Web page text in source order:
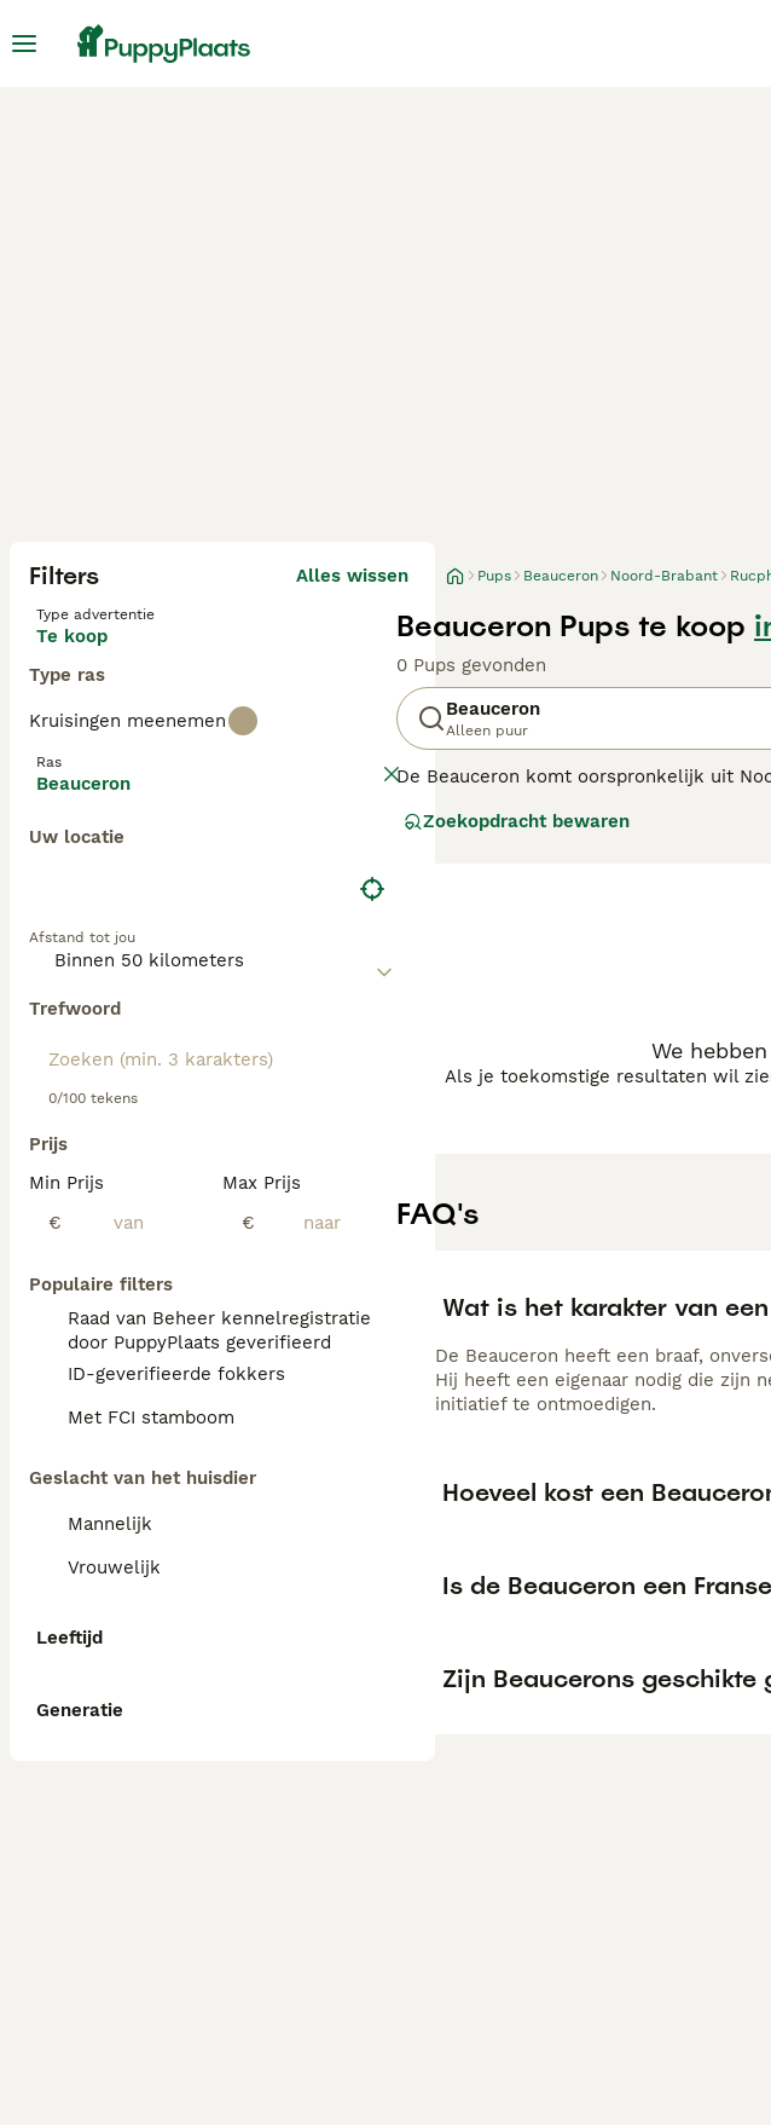
Filters Alles wissen
Type advertentie
Te koop
Type ras
Kruisingen meenemen
Ras
Beauceron
Uw locatie
Afstand tot jou
Trefwoord
0/100 tekens
Prijs
Min Prijs
€
Max Prijs
€
Populaire filters
Raad van Beheer kennelregistratie
door PuppyPlaats geverifieerd
ID-geverifieerde fokkers
Met FCI stamboom
Geslacht van het huisdier
Mannelijk
Vrouwelijk
Leeftijd
Generatie
Pups Beauceron Noord-Brabant
Beauceron Pups te koop
0 Pups gevonden
Beauceron
Alleen puur
De Beauceron komt oorspronkelijk uit
honden en vereisen daarom de juiste
voor
Zoekopdracht bewaren
We
Als je toekomstige resultaten wil
FAQ's
Wat is het karakter van
De Beauceron heeft een braaf,
Hij heeft een eigenaar nodig die zijn
initiatief te ontmoedigen.
Hoeveel kost een
Is de Beauceron een
Zijn Beaucerons geschikte